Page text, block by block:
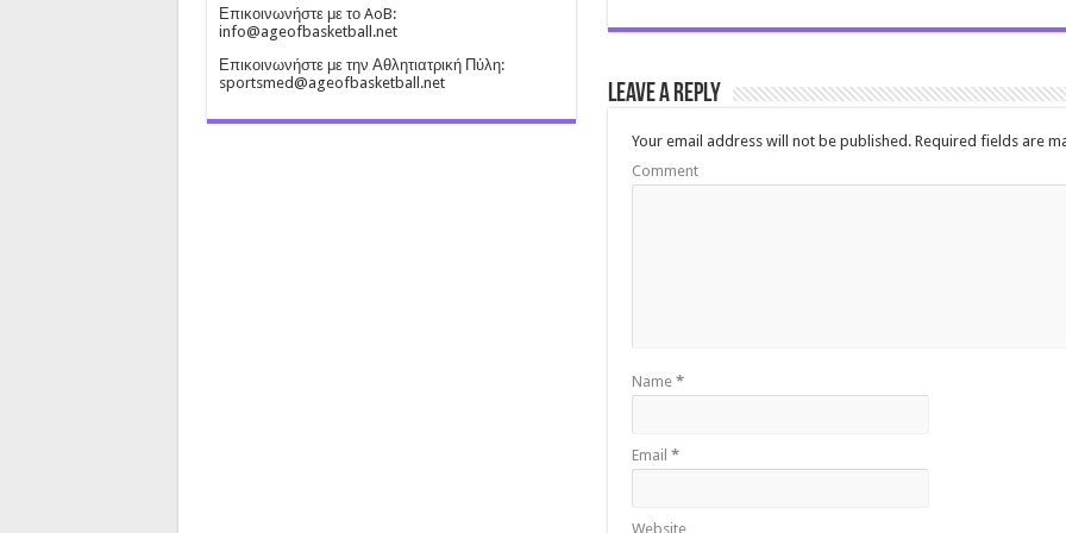
Leave a Reply
Your email address will not be published.Required fields are
Comment
Name *
Email *
Website
Επικοινωνήστε με το AoB:
info@ageofbasketball.net
Επικοινωνήστε με την Αθλητιατρική Πύλη:
sportsmed@ageofbasketball.net